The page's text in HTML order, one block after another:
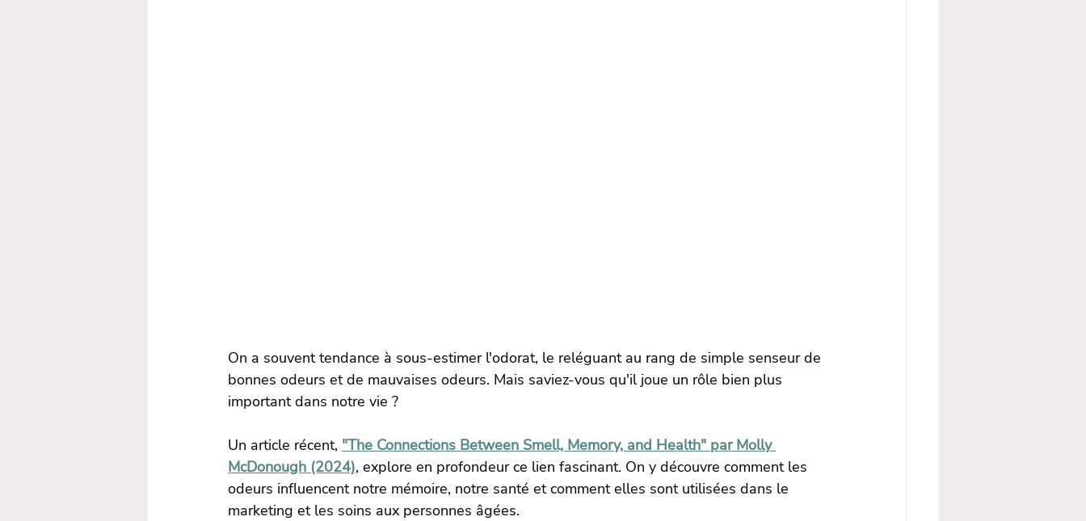
On a souvent tendance à sous-estimer l'odorat, le reléguant au rang de simple senseur de
bonnes odeurs et de mauvaises odeurs. Mais saviez-vous qu'il joue un rôle bien plus
important dans notre vie ?
Un article récent, "The Connections Between Smell, Memory, and Health" par Molly
McDonough (2024), explore en profondeur ce lien fascinant. On y découvre comment les
odeurs influencent notre mémoire, notre santé et comment elles sont utilisées dans le
marketing et les soins aux personnes âgées.